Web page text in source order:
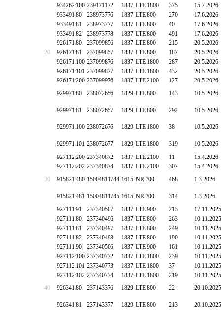
934262:100 239171172 1837 LTE 1800 375
15.7.2026
933491:80
238973776 1837 LTE 800 270
17.6.2026
933491:81
238973777 1837 LTE 800 40
17.6.2026
933491:82
238973778 1837 LTE 800 491
17.6.2026
926171:80
237099856 1837 LTE 800 215
20.5.2026
20
926171:81 237099857 1837 LTE 800 187
20.5.2026
926171:100 237099876 1837 LTE 1800 287
20.5.2026
926171:101 237099877 1837 LTE 1800 432
20.5.2026
926171:200 237099976 1837 LTE 2100 127
20.5.2026
929971:80
238072656 1829 LTE 800 143 10.5.2026
929971:81 238072657 1829 LTE 800 292 10.5.2026
929971:100 238072676 1829 LTE 1800 38 10.5.2026
929971:101 238072677 1829 LTE 1800 319
10.5.2026
927112:200 237340872 1837 LTE 2100 11
15.4.2026
927112:202 237340874 1837 LTE 2100 307
15.4.2026
30
915821:480 15004811744 1615 NR 700 468 1.3.2026
915821:481 15004811745 1615 NR 700 314
1.3.2026
927111:91
237340507 1837 LTE 900 213
17.11.2025
927111:80
237340496 1837 LTE 800 263
10.11.2025
927111:81
237340497 1837 LTE 800 249
10.11.2025
927111:82
237340498 1837 LTE 800 190
10.11.2025
927111:90
237340506 1837 LTE 900 161
10.11.2025
927112:100 237340772 1837 LTE 1800 239
10.11.2025
927112:101 237340773 1837 LTE 1800 37
10.11.2025
927112:102 237340774 1837 LTE 1800 219
10.11.2025
40
926341:80 237143376 1829 LTE 800 22 20.10.2025
926341:81 237143377 1829 LTE 800 213 20.10.2025